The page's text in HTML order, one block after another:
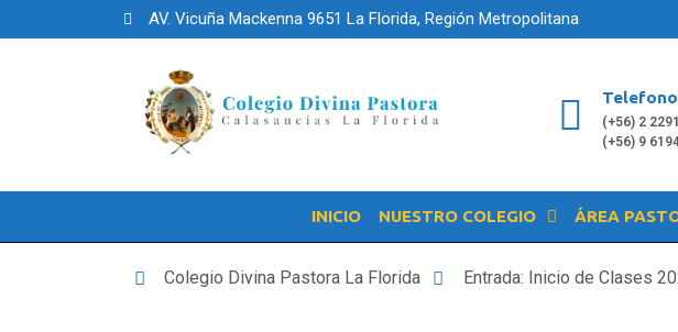
AV. Vicuña Mackenna 9651 La Florida, Región Metropolitana
Telefono
(+56) 2
(+56) 9
INICIO NUESTRO COLEGIO ÁREA
Colegio Divina Pastora La Florida Entrada: Inicio de Clases